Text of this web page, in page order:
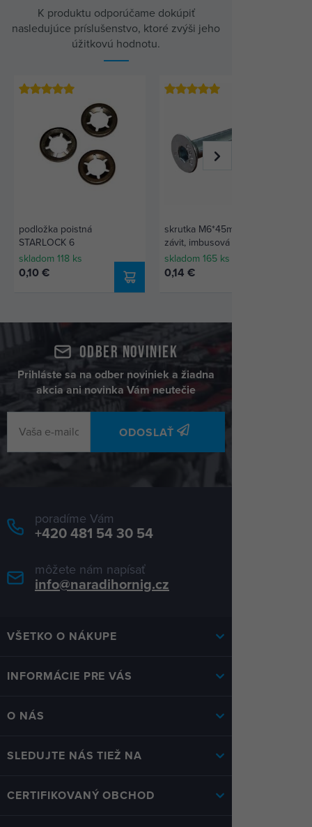
K produktu odporúčame dokúpiť
nasledujúce príslušenstvo, ktoré zvýši jeho
úžitkovú hodnotu.
podložka poistná
STARLOCK 6
skladom 118 ks
0,10 €
skrutka M6*45mm čiastočný
závit, imbusová zápustná
hlava 90° 10.9 Zn DIN 7991
skladom 165 ks
0,14 €
Odber noviniek
Prihláste sa na odber noviniek a žiadna
akcia ani novinka Vám neutečie
ODOSLAŤ
poradíme Vám
+420 481 54 30 54
môžete nám napísať
info@naradihornig.cz
VŠETKO O NÁKUPE
INFORMÁCIE PRE VÁS
O NÁS
SLEDUJTE NÁS TIEŽ NA
CERTIFIKOVANÝ OBCHOD